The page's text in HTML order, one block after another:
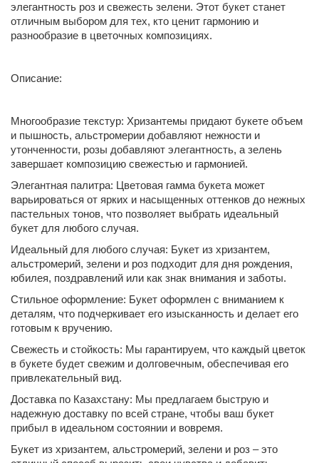
элегантность роз и свежесть зелени. Этот букет станет
отличным выбором для тех, кто ценит гармонию и
разнообразие в цветочных композициях.
Описание:
Многообразие текстур: Хризантемы придают букете объем
и пышность, альстромерии добавляют нежности и
утонченности, розы добавляют элегантность, а зелень
завершает композицию свежестью и гармонией.
Элегантная палитра: Цветовая гамма букета может
варьироваться от ярких и насыщенных оттенков до нежных
пастельных тонов, что позволяет выбрать идеальный
букет для любого случая.
Идеальный для любого случая: Букет из хризантем,
альстромерий, зелени и роз подходит для дня рождения,
юбилея, поздравлений или как знак внимания и заботы.
Стильное оформление: Букет оформлен с вниманием к
деталям, что подчеркивает его изысканность и делает его
готовым к вручению.
Свежесть и стойкость: Мы гарантируем, что каждый цветок
в букете будет свежим и долговечным, обеспечивая его
привлекательный вид.
Доставка по Казахстану: Мы предлагаем быструю и
надежную доставку по всей стране, чтобы ваш букет
прибыл в идеальном состоянии и вовремя.
Букет из хризантем, альстромерий, зелени и роз – это